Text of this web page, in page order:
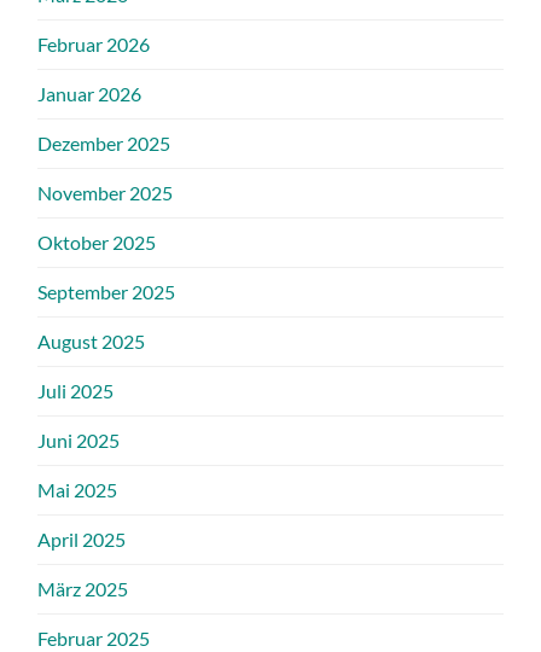
Februar 2026
Januar 2026
Dezember 2025
November 2025
Oktober 2025
September 2025
August 2025
Juli 2025
Juni 2025
Mai 2025
April 2025
März 2025
Februar 2025